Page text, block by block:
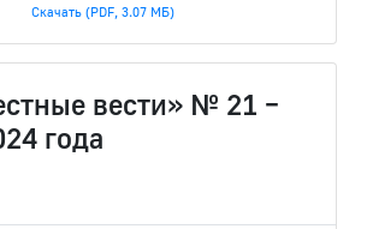
Скачать (PDF, 3.07 МБ)
вести» № 21 –
года